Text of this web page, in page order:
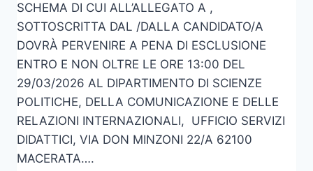
SCHEMA DI CUI ALL’ALLEGATO A ,
SOTTOSCRITTA DAL /DALLA CANDIDATO/A
DOVRÀ PERVENIRE A PENA DI ESCLUSIONE
ENTRO E NON OLTRE LE ORE 13:00 DEL
29/03/2026 AL DIPARTIMENTO DI SCIENZE
POLITICHE, DELLA COMUNICAZIONE E DELLE
RELAZIONI INTERNAZIONALI, UFFICIO SERVIZI
DIDATTICI, VIA DON MINZONI 22/A 62100
MACERATA….